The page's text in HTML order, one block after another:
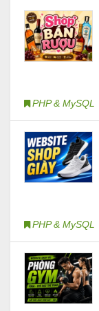
PHP & MySQL
PHP & MySQL